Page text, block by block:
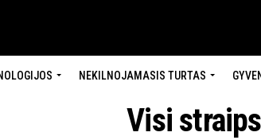
NEKILNOJAMASIS TURTAS
Visi